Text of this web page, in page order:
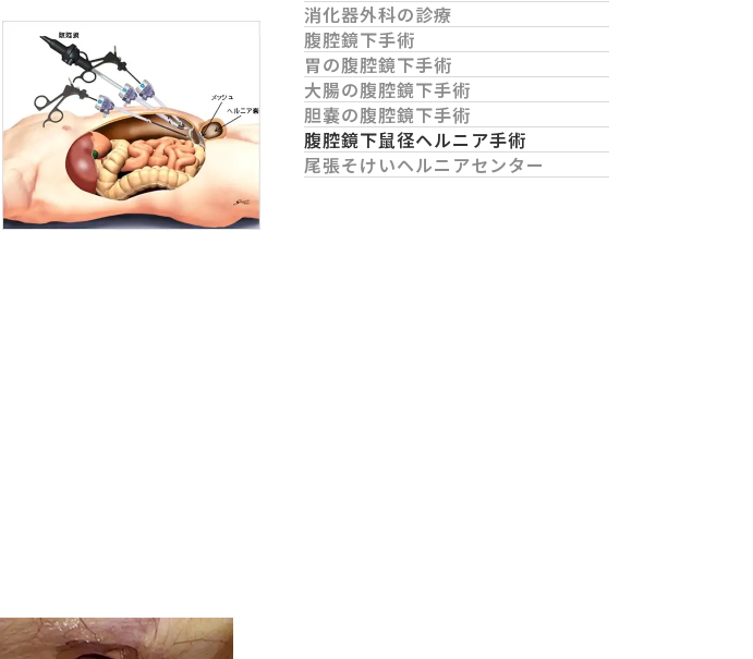
消化器外科の診療
腹腔鏡下手術
胃の腹腔鏡下手術
大腸の腹腔鏡下手術
胆嚢の腹腔鏡下手術
腹腔鏡下鼠径ヘルニア手術
尾張そけいヘルニアセンター